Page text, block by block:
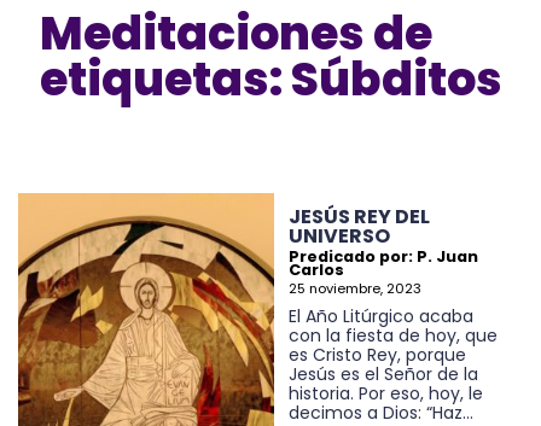
Meditaciones de
etiquetas: Súbditos
JESÚS REY DEL
UNIVERSO
Predicado por: P. Juan
Carlos
25 noviembre, 2023
El Año Litúrgico acaba
con la fiesta de hoy, que
es Cristo Rey, porque
Jesús es el Señor de la
historia. Por eso, hoy, le
decimos a Dios: “Haz...